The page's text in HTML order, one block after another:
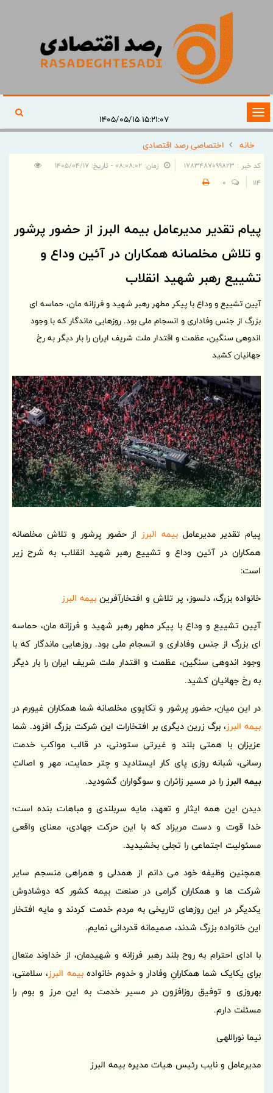
تغییر
وضعیت
ناوبری
۱۵:۲۱:۰۷ ۱۴۰۵/۰۵/۱۵
خانه
اختصاصی رصد اقتصادی
کد خبر : 1783487099823
زمان: ۰۸:۰۸:۰۲ - تاریخ: ۱۴۰۵/۰۴/۱۷
114
0
پیام تقدیر مدیرعامل بیمه البرز از حضور پرشور
و تلاش مخلصانه همکاران در آئین وداع و
تشییع رهبر شهید انقلاب
آیین تشییع و وداع با پیکر مطهر رهبر شهید و فرزانه مان، حماسه ای
بزرگ از جنس وفاداری و انسجام ملی بود. روزهایی ماندگار که با وجود
اندوهی سنگین، عظمت و اقتدار ملت شریف ایران را بار دیگر به رخ
جهانیان کشید
پیام تقدیر مدیرعاملبیمه البرز از حضور پرشور و تلاش مخلصانه
همکاران در آئین وداع و تشییع رهبر شهید انقلاب به شرح زیر
است:
خانواده بزرگ، دلسوز، پر تلاش و افتخارآفرین بیمه البرز
آیین تشییع و وداع با پیکر مطهر رهبر شهید و فرزانه مان، حماسه
ای بزرگ از جنس وفاداری و انسجام ملی بود. روزهایی ماندگار که با
وجود اندوهی سنگین، عظمت و اقتدار ملت شریف ایران را بار دیگر
به رخ جهانیان کشید.
در این میان، حضور پرشور و تکاپوی مخلصانه شما همکاران غیورم در
بیمه البرز، برگ زرین دیگری بر افتخارات این شرکت بزرگ افزود. شما
عزیزان با همتی بلند و غیرتی ستودنی، در قالب مواکبِ خدمت
رسانی، شبانه روزی پای کار ایستادید و چتر حمایت، مهر و اصالتِ
بیمه البرز را در مسیر زائران و سوگواران گشودید.
دیدن این همه ایثار و تعهد، مایه سربلندی و مباهات بنده است؛
خدا قوت و دست مریزاد که با این حرکت جهادی، معنای واقعی
مسئولیت اجتماعی را تجلی بخشیدید.
همچنین وظیفه خود می دانم از همدلی و همراهی منسجم سایر
شرکت ها و همکاران گرامی در صنعت بیمه کشور که دوشادوش
یکدیگر در این روزهای تاریخی به مردم خدمت کردند و مایه افتخار
این خانواده بزرگ شدند، صمیمانه قدردانی نمایم.
با ادای احترام به روح بلند رهبر فرزانه و شهیدمان، از خداوند متعال
برای یکایک شما همکارانِ وفادار و خدوم خانوادهبیمه البرز، سلامتی،
بهروزی و توفیق روزافزون در مسیر خدمت به این مرز و بوم را
مسئلت دارم.
نیما نوراللهی
مدیرعامل و نایب رئیس هیات مدیره بیمه البرز